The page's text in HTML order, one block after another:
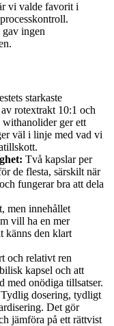
vi valde favorit i
ingen
starkaste
rotextrakt 10:1 och
withanolider ger ett
väl i linje med vad vi
Två kapslar per
de flesta, särskilt när
fungerar bra att dela
men innehållet
vill ha en mer
känns den klart
och relativt ren
kapsel och att
med onödiga tillsatser.
Tydlig dosering, tydligt
Det gör
jämföra på ett rättvist